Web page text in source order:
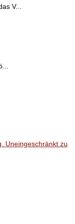
V...
Uneingeschränkt zu